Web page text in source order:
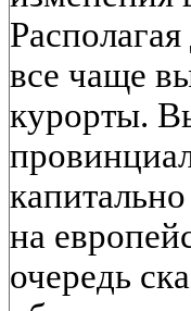
все чаще
курорты.
на
очередь